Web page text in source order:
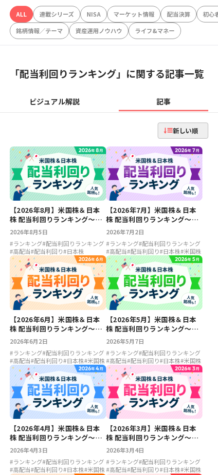
ALL 連載シリーズ NISA マーケット情報 配当決算
初心
銘柄情報／テーマ
資産運用ノウハウ ライフ&マネー
「配当利回りランキング」に関する記事一覧
ビジュアル解説 記事
新しい順
【2026年8月】米国株＆日本
株 配当利回りランキング～キ
ャンベルズ7.12％、ファイザ
ー6.88％、LIXIL5.23％、ソニ
ーFG5.15％
2026年8月5日
#ランキング#配当利回りランキング
#高配当#配当利回り#日本株
【2026年7月】米国株＆日本
株 配当利回りランキング～フ
ァイザー7.29％、ベライゾン
6.68％、ソニーFG5.55％、大
東建託5.39％
2026年7月2日
#ランキング#配当利回りランキング
#高配当#配当利回り#日本株#米国株
【2026年6月】米国株＆日本
株 配当利回りランキング～フ
ァイザー6.71％、アルトリア
6.23％、LIXIL5.37％、ホンダ
5.04％
2026年6月2日
#ランキング#配当利回りランキング
#高配当#配当利回り#日本株#米国株
【2026年5月】米国株＆日本
株 配当利回りランキング～フ
ァイザー7.02％、エイチピー
5.68％、LIXIL5.35％、川崎汽
船4.68％
2026年5月7日
#ランキング#配当利回りランキング
#高配当#配当利回り#日本株#米国株
【2026年4月】米国株＆日本
株 配当利回りランキング～ア
ルトリア6.55％、ベライゾン
5.6％、マツダ5.26％、川崎汽
船4.38％
2026年4月3日
#ランキング#配当利回りランキング
#高配当#配当利回り#日本株#米国株
【2026年3月】米国株＆日本
株 配当利回りランキング～フ
ァイザー6.4％、アルトリア
6.27％、LIXIL4.97％、川崎汽
船4.51％
2026年3月4日
#ランキング#配当利回りランキング
#高配当#配当利回り#日本株#米国株